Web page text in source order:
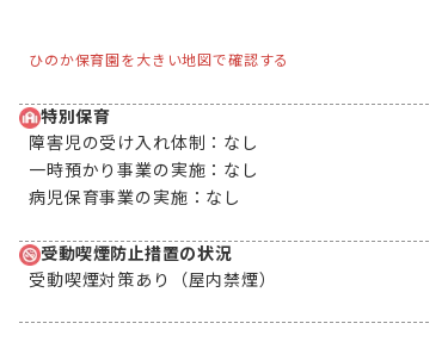
ひのか保育園を大きい地図で確認する
特別保育
障害児の受け入れ体制： なし
一時預かり事業の実施： なし
病児保育事業の実施： なし
受動喫煙防止措置の状況
受動喫煙対策あり（屋内禁煙）